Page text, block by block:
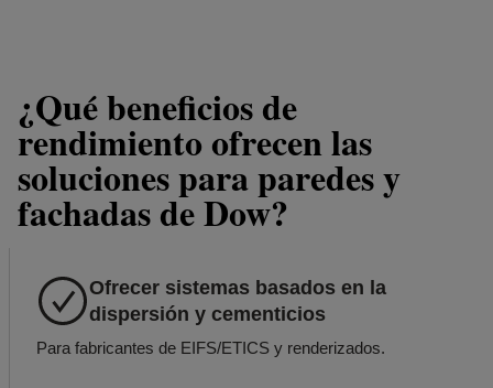
¿Qué beneficios de
rendimiento ofrecen las
soluciones para paredes y
fachadas de Dow?
Ofrecer sistemas basados en la
dispersión y cementicios
Para fabricantes de EIFS/ETICS y renderizados.